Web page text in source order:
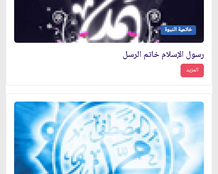
خاتمية النبوة
رسول الإسلام خاتم الرسل
المزيد